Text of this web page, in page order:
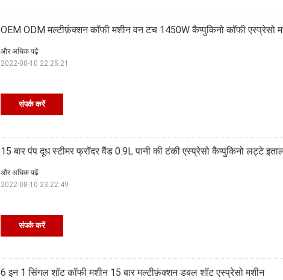
OEM ODM मल्टीफ़ंक्शन कॉफी मशीन वन टच 1450W कैप्पुकिनो कॉफी एस्प्रेसो
संपर्क करें
और अधिक पढ़ें
2022-08-10 22:25:21
15 बार पंप दूध स्टीमर फ्रॉदर वैंड 0.9L पानी की टंकी एस्प्रेसो कैप्पुकिनो लट्टे
संपर्क करें
और अधिक पढ़ें
2022-08-10 23:22:49
6 इन 1 सिंगल शॉट कॉफी मशीन 15 बार मल्टीफ़ंक्शन डबल शॉट एस्प्रेसो मशीन